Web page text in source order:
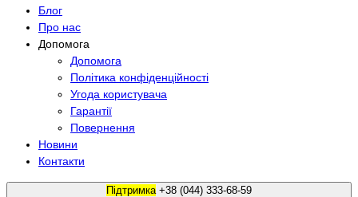
Блог
Про нас
Допомога
Допомога
Політика конфіденційності
Угода користувача
Гарантії
Повернення
Новини
Контакти
Підтримка